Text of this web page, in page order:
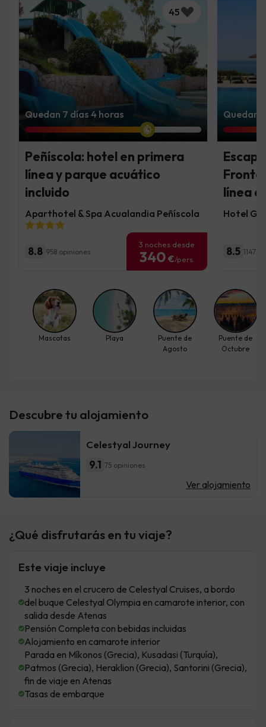
Descubre tu alojamiento
Celestyal Journey
9.1 75 opiniones
Ver alojamiento
¿Qué disfrutarás en tu viaje?
Este viaje incluye
3 noches en el crucero de Celestyal Cruises, a bordo
del buque Celestyal Olympia en camarote interior, con
salida desde Atenas
Pensión Completa con bebidas incluidas
Alojamiento en camarote interior
Parada en Míkonos (Grecia), Kusadasi (Turquía),
Patmos (Grecia), Heraklion (Grecia), Santorini (Grecia),
fin de viaje en Atenas
Tasas de embarque
45
Quedan 7 días 4 horas
Peñíscola: hotel en primera
línea y parque acuático
incluido
Aparthotel & Spa Acualandia Peñíscola
8.8 958 opiniones
3 noches desde
340 €/pers.
Quedan
línea
Hotel
8.5 1147
Mascotas Playa
Puente de
Agosto
Puente de
Octubre